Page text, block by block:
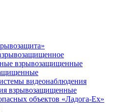
взрывозащищенные
видеонаблюдения
взрывозащищенные
объектов «Ладога-Ex»